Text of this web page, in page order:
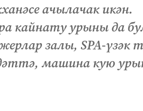
ачылачак икән.
кайнату урыны да
залы, SPA-үзәк
машина кую